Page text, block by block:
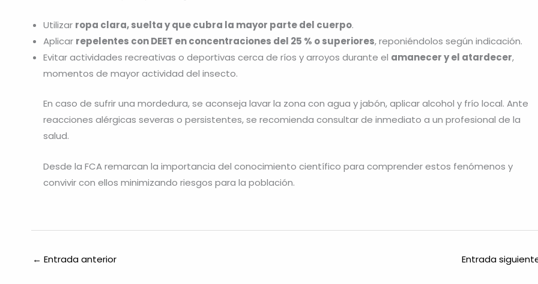
Utilizar ropa clara, suelta y que cubra la mayor parte del cuerpo.
Aplicar repelentes con DEET en concentraciones del 25 % o superiores, reponiéndolos según indicación.
Evitar actividades recreativas o deportivas cerca de ríos y arroyos durante el amanecer y el atardecer,
momentos de mayor actividad del insecto.
En caso de sufrir una mordedura, se aconseja lavar la zona con agua y jabón, aplicar alcohol y frío local. Ante
reacciones alérgicas severas o persistentes, se recomienda consultar de inmediato a un profesional de la
salud.
Desde la FCA remarcan la importancia del conocimiento científico para comprender estos fenómenos y
convivir con ellos minimizando riesgos para la población.
← Entrada anterior Entrada